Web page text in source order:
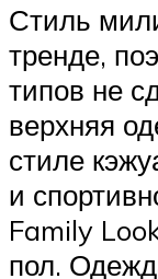
Стиль
тренде,
типов не
верхняя
стиле
и
Family
пол.